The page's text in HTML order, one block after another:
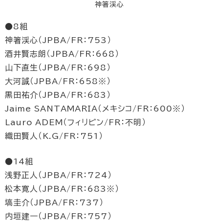
神箸渓心
●8組
神箸渓心（JPBA/FR：753）
酒井賢志朗（JPBA/FR：668）
山下直生（JPBA/FR：698）
大河誠（JPBA/FR：658※）
黒田祐介（JPBA/FR：683）
Jaime SANTAMARIA（メキシコ/FR：600※）
Lauro ADEM（フィリピン/FR：不明）
織田賢人（K.G/FR：751）
●14組
浅野正人（JPBA/FR：724）
松本寛人（JPBA/FR：683※）
塙圭介（JPBA/FR：737）
内垣建一（JPBA/FR：757）